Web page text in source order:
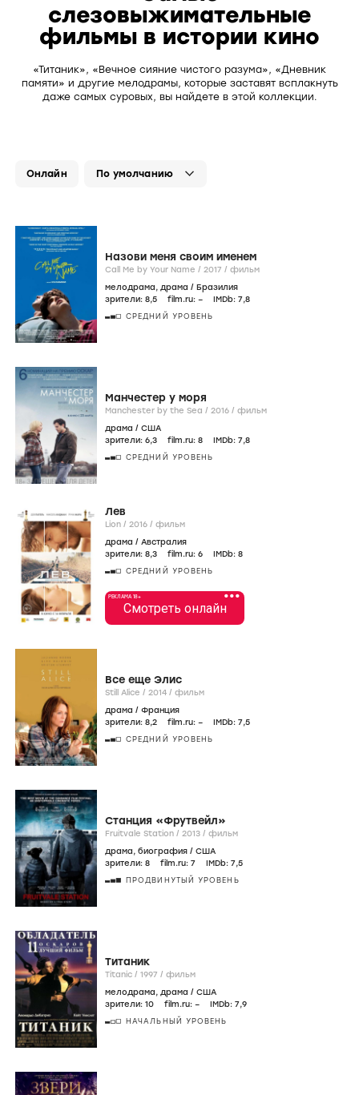
слезовыжимательные
фильмы в истории кино
«Титаник», «Вечное сияние чистого разума», «Дневник
памяти» и другие мелодрамы, которые заставят всплакнуть
даже самых суровых, вы найдете в этой коллекции.
Онлайн
Назови меня своим именем
Call Me by Your Name / 2017 / фильм
мелодрама, драма / Бразилия
зрители: 8,5 film.ru: – IMDb: 7,8
СРЕДНИЙ УРОВЕНЬ
Манчестер у моря
Manchester by the Sea / 2016 / фильм
драма / США
зрители: 6,3 film.ru: 8 IMDb: 7,8
СРЕДНИЙ УРОВЕНЬ
Лев
Lion / 2016 / фильм
драма / Австралия
зрители: 8,3 film.ru: 6 IMDb: 8
СРЕДНИЙ УРОВЕНЬ
•••
РЕКЛАМА 18+
Смотреть онлайн
Все еще Элис
Still Alice / 2014 / фильм
драма / Франция
зрители: 8,2 film.ru: – IMDb: 7,5
СРЕДНИЙ УРОВЕНЬ
Станция «Фрутвейл»
Fruitvale Station / 2013 / фильм
драма, биография / США
зрители: 8 film.ru: 7 IMDb: 7,5
ПРОДВИНУТЫЙ УРОВЕНЬ
Титаник
Titanic / 1997 / фильм
мелодрама, драма / США
зрители: 10 film.ru: – IMDb: 7,9
НАЧАЛЬНЫЙ УРОВЕНЬ